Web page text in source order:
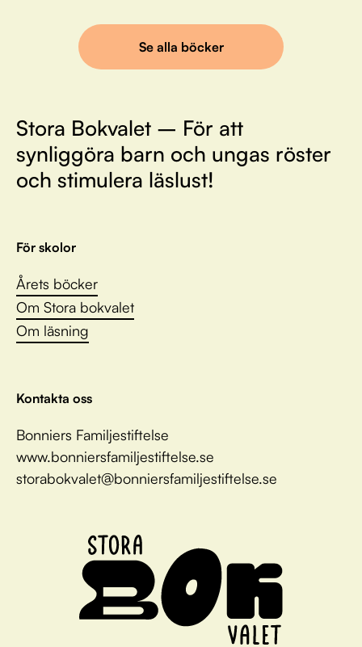
Se alla böcker
Stora Bokvalet – För att
synliggöra barn och ungas röster
och stimulera läslust!
För skolor
Årets böcker
Om Stora bokvalet
Om läsning
Kontakta oss
Bonniers Familjestiftelse
www.bonniersfamiljestiftelse.se
storabokvalet@bonniersfamiljestiftelse.se